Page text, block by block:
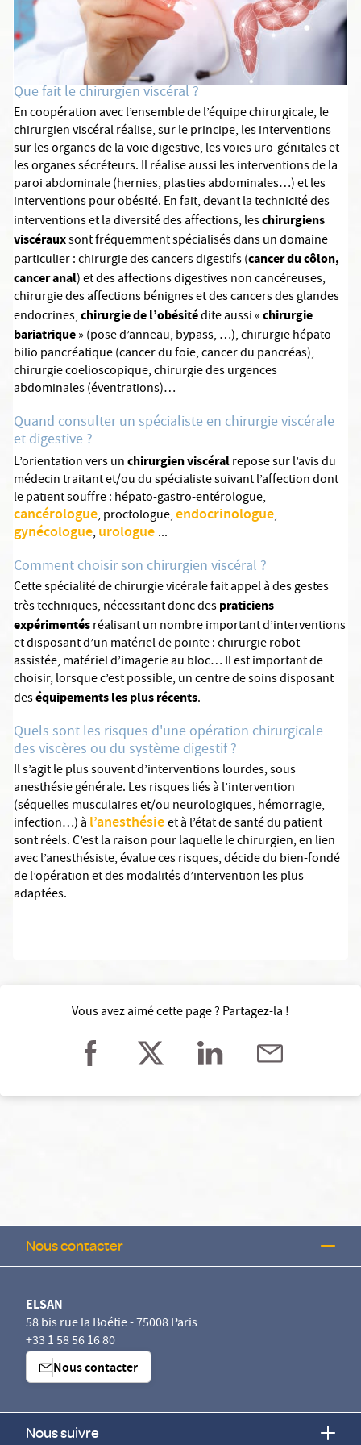
Que fait le chirurgien viscéral ?
En coopération avec l’ensemble de l’équipe chirurgicale, le
chirurgien viscéral réalise, sur le principe, les interventions
sur les organes de la voie digestive, les voies uro-génitales et
les organes sécréteurs. Il réalise aussi les interventions de la
paroi abdominale (hernies, plasties abdominales…) et les
interventions pour obésité. En fait, devant la technicité des
interventions et la diversité des affections, leschirurgiens
viscérauxsont fréquemment spécialisés dans un domaine
particulier : chirurgie des cancers digestifs (cancer du côlon,
cancer anal) et des affections digestives non cancéreuses,
chirurgie des affections bénignes et des cancers des glandes
endocrines,chirurgie de l’obésitédite aussi «chirurgie
bariatrique» (pose d’anneau, bypass, …), chirurgie hépato
bilio pancréatique (cancer du foie, cancer du pancréas),
chirurgie coelioscopique, chirurgie des urgences
abdominales (éventrations)…
Quand consulter un spécialiste en chirurgie viscérale
et digestive ?
L’orientation vers unchirurgien viscéralrepose sur l’avis du
médecin traitant et/ou du spécialiste suivant l’affection dont
le patient souffre : hépato-gastro-entérologue,
cancérologue, proctologue,endocrinologue,
gynécologue, urologue ...
Comment choisir son chirurgien viscéral ?
Cette spécialité de chirurgie vicérale fait appel à des gestes
très techniques, nécessitant donc despraticiens
expérimentésréalisant un nombre important d’interventions
et disposant d’un matériel de pointe : chirurgie robot-
assistée, matériel d’imagerie au bloc… Il est important de
choisir, lorsque c’est possible, un centre de soins disposant
deséquipements les plus récents.
Quels sont les risques d'une opération chirurgicale
des viscères ou du système digestif ?
Il s’agit le plus souvent d’interventions lourdes, sous
anesthésie générale. Les risques liés à l’intervention
(séquelles musculaires et/ou neurologiques, hémorragie,
infection…) à l’anesthésieet à l’état de santé du patient
sont réels. C’est la raison pour laquelle le chirurgien, en lien
avec l’anesthésiste, évalue ces risques, décide du bien-fondé
de l’opération et des modalités d’intervention les plus
adaptées.
Vous avez aimé cette page ? Partagez-la !
Nous contacter
ELSAN
58 bis rue la Boétie - 75008 Paris
+33 1 58 56 16 80
Nous contacter
Nous suivre